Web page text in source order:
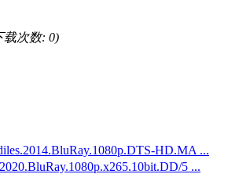
载次数: 0)
HD.MA ...
5 ...